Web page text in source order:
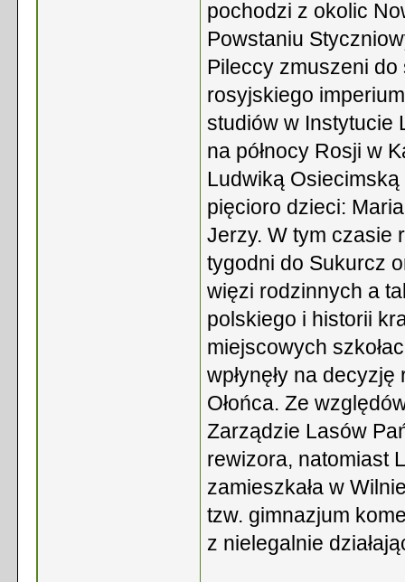
pochodzi z okolic
Powstaniu
Pileccy zmuszeni
rosyjskiego
studiów w Instytucie
na północy Rosji w
Ludwiką Osiecimską
pięcioro dzieci:
Jerzy. W tym czasie
tygodni do Sukurcz
więzi rodzinnych a
polskiego i historii
miejscowych
wpłynęły na
Ołońca. Ze
Zarządzie Lasów
rewizora, natomiast
zamieszkała w
tzw. gimnazjum
z nielegalnie